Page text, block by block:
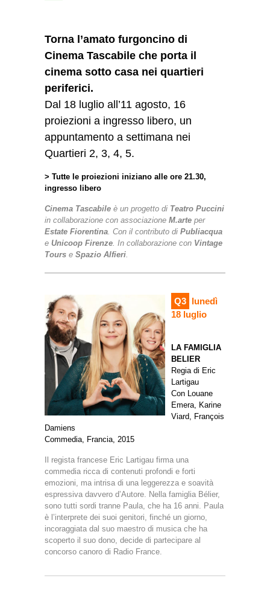
Torna l’amato furgoncino di
Cinema Tascabile che porta il
cinema sotto casa nei quartieri
periferici.
Dal 18 luglio all’11 agosto, 16
proiezioni a ingresso libero, un
appuntamento a settimana nei
Quartieri 2, 3, 4, 5.
> Tutte le proiezioni iniziano alle ore 21.30,
ingresso libero
Cinema Tascabile è un progetto di Teatro Puccini
in collaborazione con associazione M.arte per
Estate Fiorentina. Con il contributo di Publiacqua
e Unicoop Firenze. In collaborazione con Vintage
Tours e Spazio Alfieri.
Q3 lunedì
18 luglio
LA FAMIGLIA
BELIER
Regia di Eric
Lartigau
Con Louane
Emera, Karine
Viard, François
Damiens
Commedia, Francia, 2015
Il regista francese Eric Lartigau firma una
commedia ricca di contenuti profondi e forti
emozioni, ma intrisa di una leggerezza e soavità
espressiva davvero d’Autore. Nella famiglia Bélier,
sono tutti sordi tranne Paula, che ha 16 anni. Paula
è l’interprete dei suoi genitori, finché un giorno,
incoraggiata dal suo maestro di musica che ha
scoperto il suo dono, decide di partecipare al
concorso canoro di Radio France.